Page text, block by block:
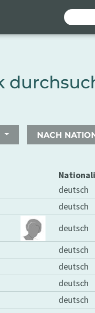
NACH
deutsch
deutsch
deutsch
deutsch
deutsch
deutsch
deutsch